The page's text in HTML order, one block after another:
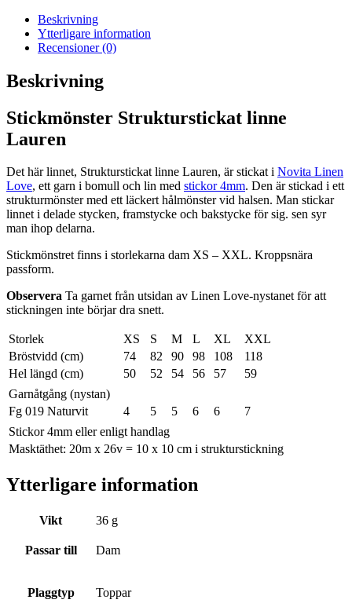
Beskrivning
Ytterligare information
Recensioner (0)
Beskrivning
Stickmönster Strukturstickat linne
Lauren
Det här linnet, Strukturstickat linne Lauren, är stickat i Novita Linen
Love, ett garn i bomull och lin med stickor 4mm. Den är stickad i ett
strukturmönster med ett läckert hålmönster vid halsen. Man stickar
linnet i delade stycken, framstycke och bakstycke för sig. sen syr
man ihop delarna.
Stickmönstret finns i storlekarna dam XS – XXL. Kroppsnära
passform.
Observera Ta garnet från utsidan av Linen Love-nystanet för att
stickningen inte börjar dra snett.
Storlek XS S M L XL
XXL
Bröstvidd (cm)
74 82 90 98 108
118
Hel längd (cm)
50 52 54 56 57
59
Garnåtgång (nystan)
Fg 019 Naturvit
4 5 5 6 6
7
Stickor 4mm eller enligt handlag
Masktäthet: 20m x 26v = 10 x 10 cm i strukturstickning
Ytterligare information
Vikt 36 g
Passar till Dam
Plaggtyp Toppar